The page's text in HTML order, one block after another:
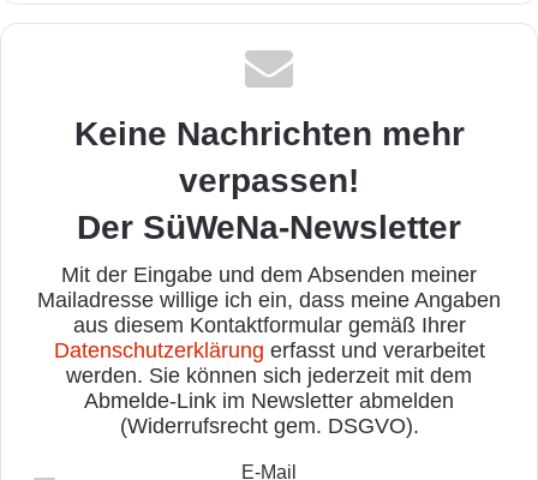
Keine Nachrichten mehr
verpassen!
Der SüWeNa-Newsletter
Mit der Eingabe und dem Absenden meiner
Mailadresse willige ich ein, dass meine Angaben
aus diesem Kontaktformular gemäß Ihrer
Datenschutzerklärung erfasst und verarbeitet
werden. Sie können sich jederzeit mit dem
Abmelde-Link im Newsletter abmelden
(Widerrufsrecht gem. DSGVO).
E-Mail